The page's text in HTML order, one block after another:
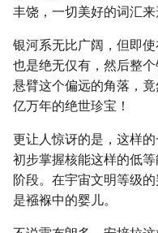
丰饶，一切美好的词汇来
银河系无比广阔，但即
也是绝无仅有，然后整
悬臂这个偏远的角落，
亿万年的绝世珍宝！
更让人惊讶的是，这样
初步掌握核能这样的低
阶段。在宇宙文明等级
是襁褓中的婴儿。